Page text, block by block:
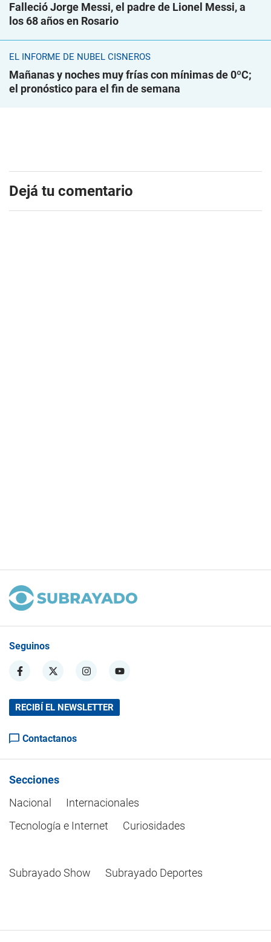
Falleció Jorge Messi, el padre de Lionel Messi, a
los 68 años en Rosario
EL INFORME DE NUBEL CISNEROS
Mañanas y noches muy frías con mínimas de 0ºC;
el pronóstico para el fin de semana
Dejá tu comentario
Seguinos
RECIBÍ EL NEWSLETTER
Contactanos
Secciones
Nacional
Internacionales
Tecnología e Internet
Curiosidades
Subrayado Show Subrayado Deportes